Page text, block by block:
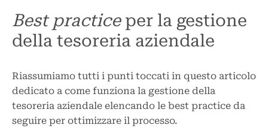
Best practiceper la gestione
della tesoreria aziendale
Riassumiamo tutti i punti toccati in questo articolo
dedicato a come funziona la gestione della
tesoreria aziendale elencando le best practice da
seguire per ottimizzare il processo.